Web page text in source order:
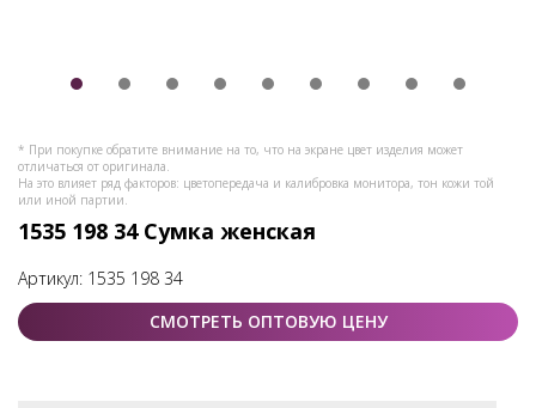
* При покупке обратите внимание на то, что на экране цвет изделия может
отличаться от оригинала.
На это влияет ряд факторов: цветопередача и калибровка монитора, тон кожи той
или иной партии.
1535 198 34 Сумка женская
Артикул: 1535 198 34
СМОТРЕТЬ ОПТОВУЮ ЦЕНУ